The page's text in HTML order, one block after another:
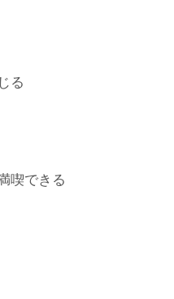
る
喫できる